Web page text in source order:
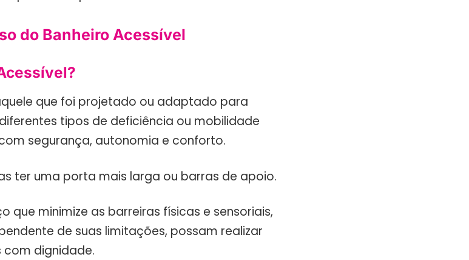
do Banheiro Acessível
que foi projetado ou adaptado para
tipos de deficiência ou mobilidade
segurança, autonomia e conforto.
ter uma porta mais larga ou barras de apoio.
que minimize as barreiras físicas e sensoriais,
de suas limitações, possam realizar
com dignidade.